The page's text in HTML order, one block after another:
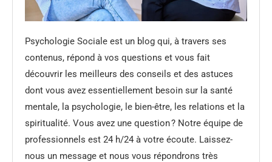
Psychologie Sociale est un blog qui, à travers ses
contenus, répond à vos questions et vous fait
découvrir les meilleurs des conseils et des astuces
dont vous avez essentiellement besoin sur la santé
mentale, la psychologie, le bien-être, les relations et la
spiritualité. Vous avez une question ? Notre équipe de
professionnels est 24 h/24 à votre écoute. Laissez-
nous un message et nous vous répondrons très